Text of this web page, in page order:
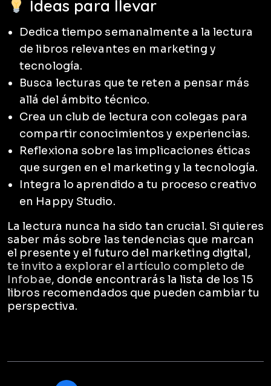
Ideas para llevar
Dedica tiempo semanalmente a la lectura
de libros relevantes en marketing y
tecnología.
Busca lecturas que te reten a pensar más
allá del ámbito técnico.
Crea un club de lectura con colegas para
compartir conocimientos y experiencias.
Reflexiona sobre las implicaciones éticas
que surgen en el marketing y la tecnología.
Integra lo aprendido a tu proceso creativo
en Happy Studio.
La lectura nunca ha sido tan crucial. Si quieres
saber más sobre las tendencias que marcan
el presente y el futuro del marketing digital,
te invito a explorar el artículo completo de
Infobae, donde encontrarás la lista de los 15
libros recomendados que pueden cambiar tu
perspectiva.